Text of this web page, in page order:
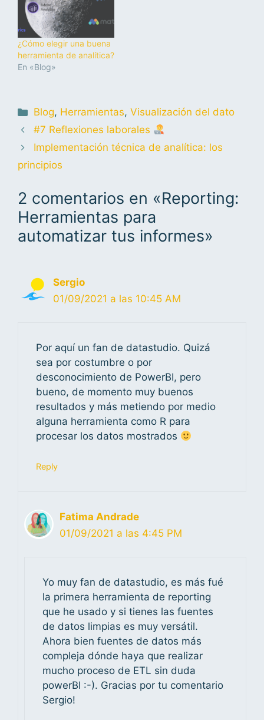
¿Cómo elegir una buena
herramienta de analítica?
En «Blog»
Blog, Herramientas,Visualización del dato
#7 Reflexiones laborales
Implementación técnica de analítica: los
principios
2 comentarios en «Reporting:
Herramientas para
automatizar tus informes»
Sergio
01/09/2021 a las 10:45 AM
Por aquí un fan de datastudio. Quizá
sea por costumbre o por
desconocimiento de PowerBI, pero
bueno, de momento muy buenos
resultados y más metiendo por medio
alguna herramienta como R para
procesar los datos mostrados
Reply
Fatima Andrade
01/09/2021 a las 4:45 PM
Yo muy fan de datastudio, es más fué
la primera herramienta de reporting
que he usado y si tienes las fuentes
de datos limpias es muy versátil.
Ahora bien fuentes de datos más
compleja dónde haya que realizar
mucho proceso de ETL sin duda
powerBI :-). Gracias por tu comentario
Sergio!